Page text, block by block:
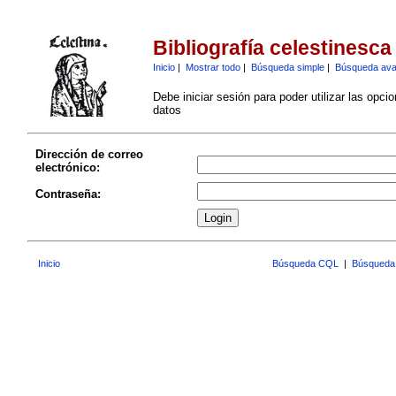
Bibliografía celestinesca
Inicio| Mostrar todo| Búsqueda simple| Búsqueda
Debe iniciar sesión para poder utilizar las
datos
Dirección de correo
electrónico:
Contraseña:
Inicio Búsqueda CQL |